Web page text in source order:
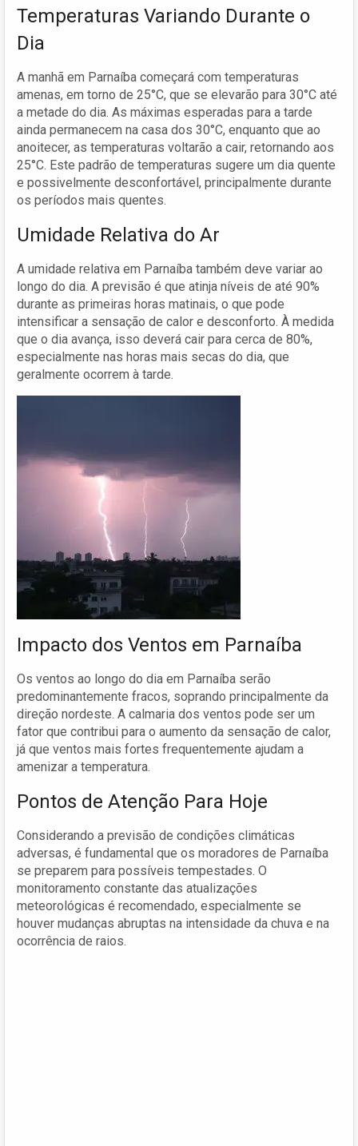
Temperaturas Variando Durante o
Dia
A manhã em Parnaíba começará com temperaturas
amenas, em torno de 25°C, que se elevarão para 30°C até
a metade do dia. As máximas esperadas para a tarde
ainda permanecem na casa dos 30°C, enquanto que ao
anoitecer, as temperaturas voltarão a cair, retornando aos
25°C. Este padrão de temperaturas sugere um dia quente
e possivelmente desconfortável, principalmente durante
os períodos mais quentes.
Umidade Relativa do Ar
A umidade relativa em Parnaíba também deve variar ao
longo do dia. A previsão é que atinja níveis de até 90%
durante as primeiras horas matinais, o que pode
intensificar a sensação de calor e desconforto. À medida
que o dia avança, isso deverá cair para cerca de 80%,
especialmente nas horas mais secas do dia, que
geralmente ocorrem à tarde.
Impacto dos Ventos em Parnaíba
Os ventos ao longo do dia em Parnaíba serão
predominantemente fracos, soprando principalmente da
direção nordeste. A calmaria dos ventos pode ser um
fator que contribui para o aumento da sensação de calor,
já que ventos mais fortes frequentemente ajudam a
amenizar a temperatura.
Pontos de Atenção Para Hoje
Considerando a previsão de condições climáticas
adversas, é fundamental que os moradores de Parnaíba
se preparem para possíveis tempestades. O
monitoramento constante das atualizações
meteorológicas é recomendado, especialmente se
houver mudanças abruptas na intensidade da chuva e na
ocorrência de raios.